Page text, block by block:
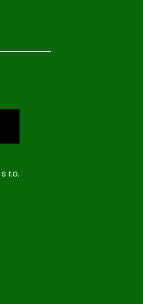
r.o.